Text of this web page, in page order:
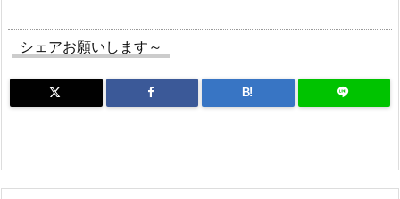
シェアお願いします～
B!